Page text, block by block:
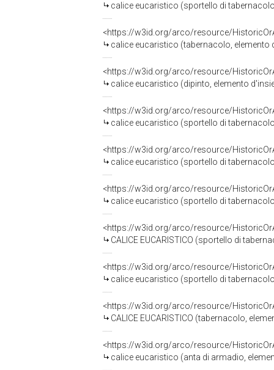
calice eucaristico (sportello di
<https://w3id.org/arco/resource/
calice eucaristico (tabernacolo, elemento
<https://w3id.org/arco/resource/
calice eucaristico (dipinto, elemento
<https://w3id.org/arco/resource/
calice eucaristico (sportello di
<https://w3id.org/arco/resource/
calice eucaristico (sportello di
<https://w3id.org/arco/resource/
calice eucaristico (sportello di
<https://w3id.org/arco/resource/
CALICE EUCARISTICO (sportello di
<https://w3id.org/arco/resource/
calice eucaristico (sportello di
<https://w3id.org/arco/resource/
CALICE EUCARISTICO (tabernacolo,
<https://w3id.org/arco/resource/
calice eucaristico (anta di armadio,